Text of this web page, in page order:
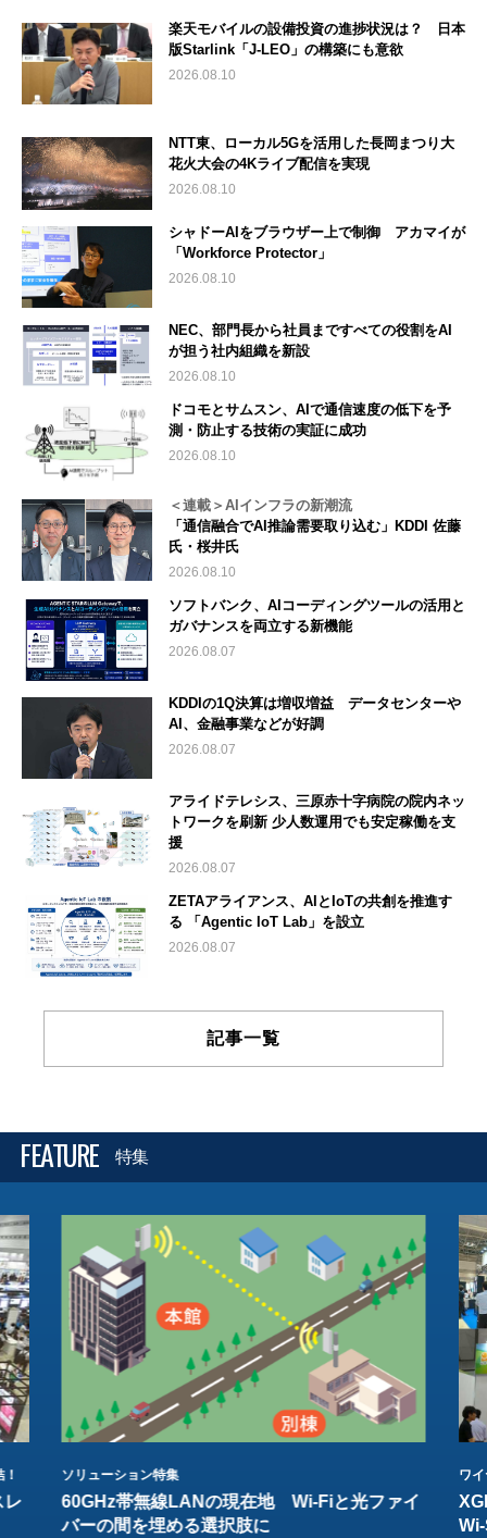
楽天モバイルの設備投資の進捗状況は？ 日本
版Starlink「J-LEO」の構築にも意欲
2026.08.10
NTT東、ローカル5Gを活用した長岡まつり大
花火大会の4Kライブ配信を実現
2026.08.10
シャドーAIをブラウザー上で制御 アカマイが
「Workforce Protector」
2026.08.10
NEC、部門長から社員まですべての役割をAI
が担う社内組織を新設
2026.08.10
ドコモとサムスン、AIで通信速度の低下を予
測・防止する技術の実証に成功
2026.08.10
＜連載＞AIインフラの新潮流
「通信融合でAI推論需要取り込む」KDDI 佐藤
氏・桜井氏
2026.08.10
ソフトバンク、AIコーディングツールの活用と
ガバナンスを両立する新機能
2026.08.07
KDDIの1Q決算は増収増益 データセンターや
AI、金融事業などが好調
2026.08.07
アライドテレシス、三原赤十字病院の院内ネッ
トワークを刷新 少人数運用でも安定稼働を支
援
2026.08.07
ZETAアライアンス、AIとIoTの共創を推進す
る 「Agentic IoT Lab」を設立
2026.08.07
記事一覧
FEATURE 特集
レ
ソリューション特集
60GHz帯無線LANの現在地 Wi-Fiと光ファイ
バーの間を埋める選択肢に
ワ